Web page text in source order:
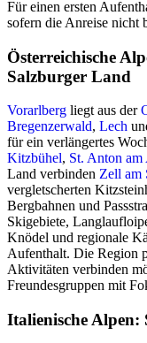
Für einen ersten
sofern die Anreise nicht
Österreichische
Salzburger Land
Vorarlberg liegt aus der
Bregenzerwald, Lech
für ein verlängertes
Kitzbühel, St. Anton
Land verbinden Zell am
vergletscherten
Bergbahnen und
Skigebiete,
Knödel und regionale
Aufenthalt. Die Region
Aktivitäten verbinden
Freundesgruppen mit
Italienische